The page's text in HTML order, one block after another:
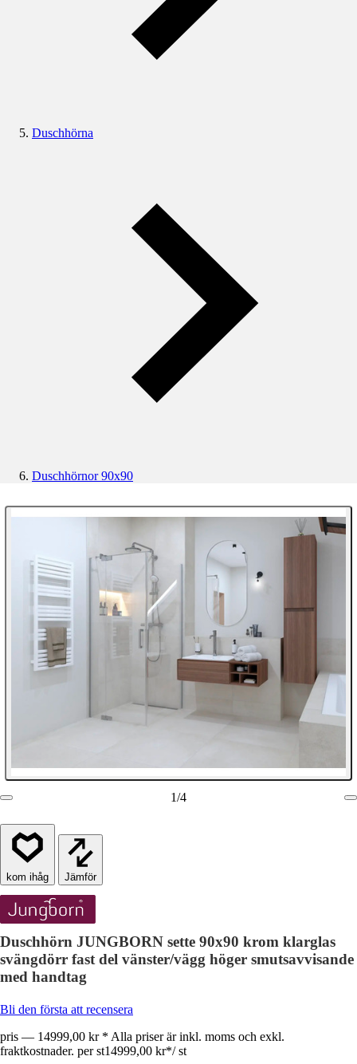
Duschhörna
Duschhörnor 90x90
1/4
Jämför
Duschhörn JUNGBORN sette 90x90 krom klarglas
svängdörr fast del vänster/vägg höger smutsavvisande
med handtag
Bli den första att recensera
pris — 14999,00 kr * Alla priser är inkl. moms och exkl.
fraktkostnader. per st14999,00 kr*/ st